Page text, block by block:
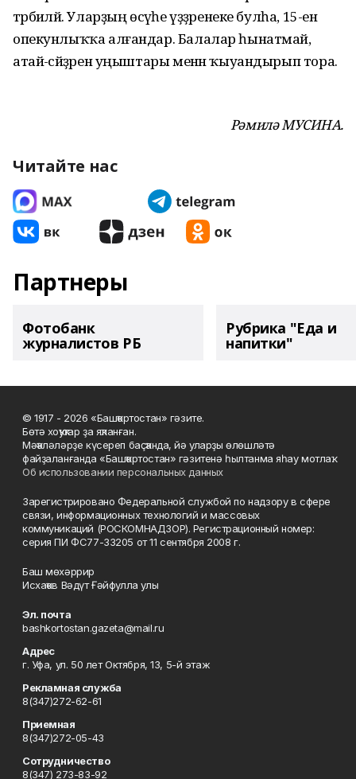
тәрбиәләй. Уларҙың өсәүһе үҙҙәренеке булһа, 15-ен
опекунлыҡҡа алғандар. Балалар һынатмай,
атай-әсәйҙәрен уңыштары менән ҡыуандырып тора.
Рәмилә МУСИНА.
Читайте нас
Партнеры
Фотобанк
журналистов РБ
Рубрика "Еда и
напитки"
© 1917 - 2026 «Башҡортостан» гәзите.
Бөтә хоҡуҡтар ҙа яҡланған.
Мәҡәләләрҙе күсереп баҫҡанда, йә уларҙы өлөшләтә
файҙаланғанда «Башҡортостан» гәзитенә һылтанма яһау мотлаҡ.
Об использовании персональных данных
Зарегистрировано Федеральной службой по надзору в сфере
связи, информационных технологий и массовых
коммуникаций (РОСКОМНАДЗОР). Регистрационный номер:
серия ПИ ФС77-33205 от 11 сентября 2008 г.
Баш мөхәррир
Исхаҡов Вәдүт Ғәйфулла улы
Эл. почта
bashkortostan.gazeta@mail.ru
Адрес
г. Уфа, ул. 50 лет Октября, 13, 5-й этаж
Рекламная служба
8(347)272-62-61
Приемная
8(347)272-05-43
Сотрудничество
8(347) 273-83-92